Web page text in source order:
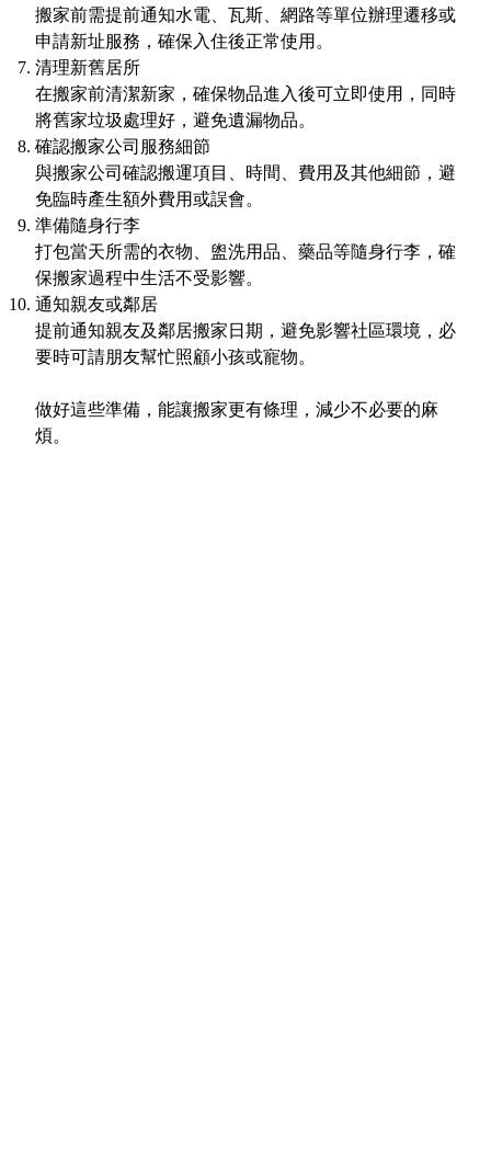
搬家前需提前通知水電、瓦斯、網路等單位辦理遷移或
申請新址服務，確保入住後正常使用。
清理新舊居所
在搬家前清潔新家，確保物品進入後可立即使用，同時
將舊家垃圾處理好，避免遺漏物品。
確認搬家公司服務細節
與搬家公司確認搬運項目、時間、費用及其他細節，避
免臨時產生額外費用或誤會。
準備隨身行李
打包當天所需的衣物、盥洗用品、藥品等隨身行李，確
保搬家過程中生活不受影響。
通知親友或鄰居
提前通知親友及鄰居搬家日期，避免影響社區環境，必
要時可請朋友幫忙照顧小孩或寵物。
做好這些準備，能讓搬家更有條理，減少不必要的麻
煩。